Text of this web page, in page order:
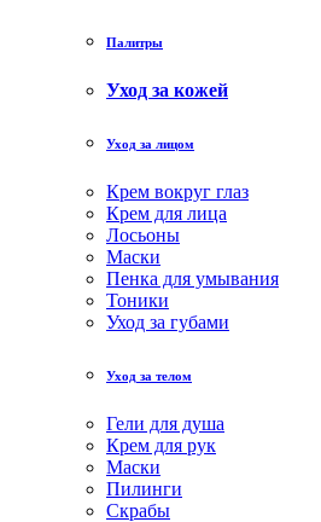
Палитры
Уход за кожей
Уход за лицом
Крем вокруг глаз
Крем для лица
Лосьоны
Маски
Пенка для умывания
Тоники
Уход за губами
Уход за телом
Гели для душа
Крем для рук
Маски
Пилинги
Скрабы